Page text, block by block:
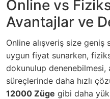
Online vs
Avantajlar ve
Online alışveriş size geniş
uygun fiyat sunarken,
dokunulup denenebilmesi,
süreçlerinde daha hızlı
12000 Züge gibi daha